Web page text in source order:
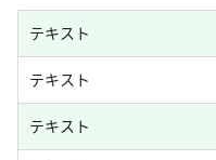
テキスト
テキスト
テキスト